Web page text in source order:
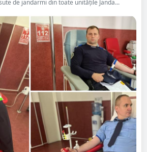
de jandarmi din toate unitățile Janda...